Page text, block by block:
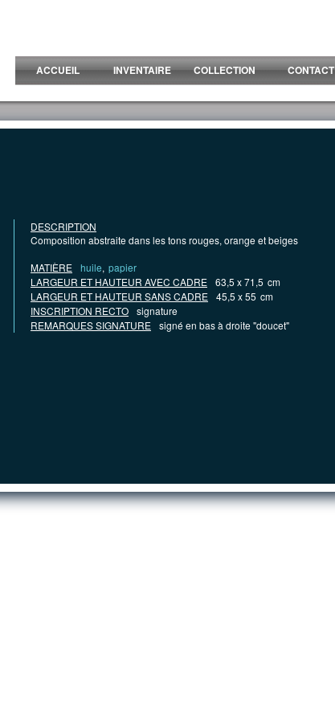
ACCUEIL
INVENTAIRE COLLECTION CONTACT
DESCRIPTION
Composition abstraite dans les tons rouges, orange et beiges
MATIÈRE huile, papier
LARGEUR ET HAUTEUR AVEC CADRE 63,5 x 71,5 cm
LARGEUR ET HAUTEUR SANS CADRE 45,5 x 55 cm
INSCRIPTION RECTO signature
REMARQUES SIGNATURE signé en bas à droite "doucet"